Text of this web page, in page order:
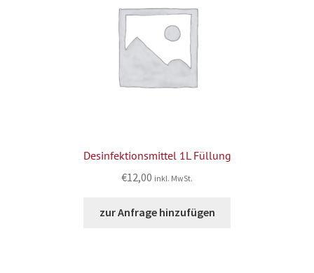
Desinfektionsmittel 1L Füllung
€12,00 inkl. MwSt.
zur Anfrage hinzufügen